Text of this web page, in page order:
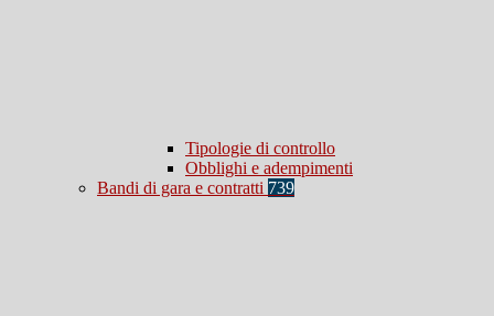
Tipologie di controllo
Obblighi e adempimenti
Bandi di gara e contratti 739